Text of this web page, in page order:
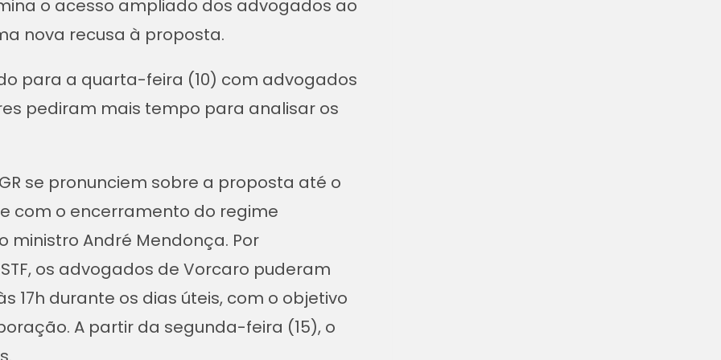
o acesso ampliado dos advogados ao
nova recusa à proposta.
para a quarta-feira (10) com advogados
pediram mais tempo para analisar os
se pronunciem sobre a proposta até o
com o encerramento do regime
ministro André Mendonça. Por
os advogados de Vorcaro puderam
17h durante os dias úteis, com o objetivo
A partir da segunda-feira (15), o